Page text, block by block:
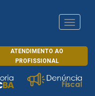
ATENDIMENTO AO
PROFISSIONAL
CRCRJ